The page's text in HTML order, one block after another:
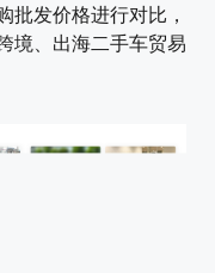
批发价格进行对比，
境、出海二手车贸易